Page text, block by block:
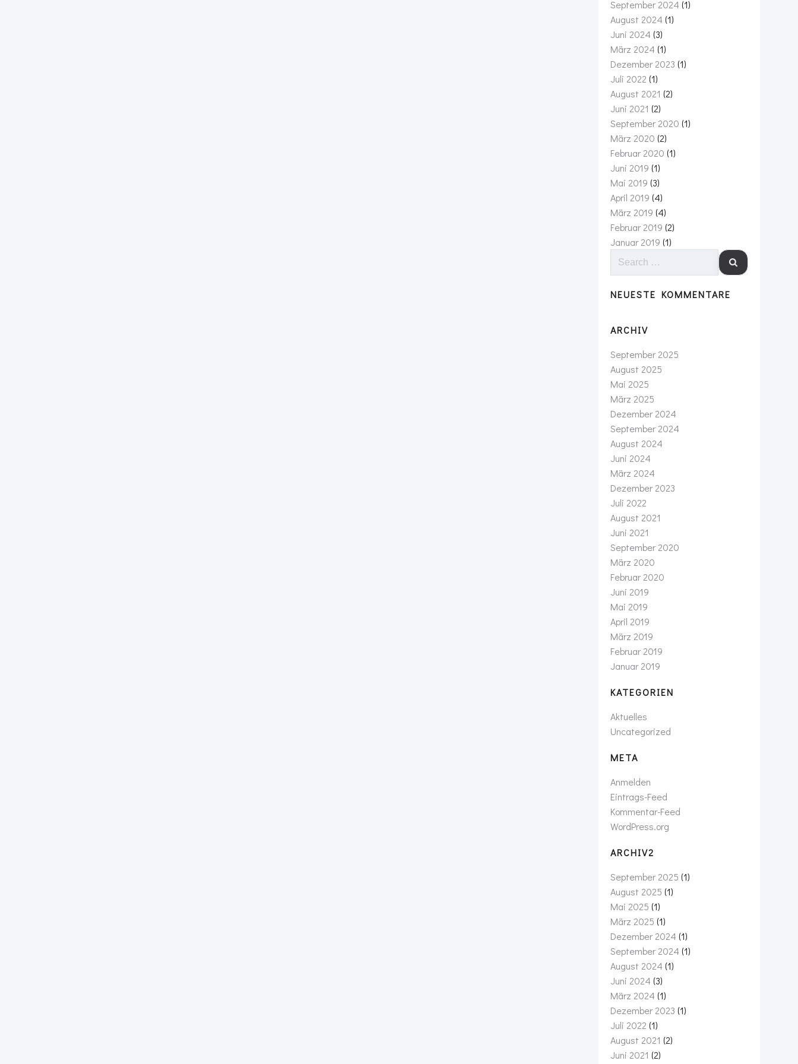
September 2024 (1)
August 2024 (1)
Juni 2024 (3)
März 2024 (1)
Dezember 2023 (1)
Juli 2022 (1)
August 2021 (2)
Juni 2021 (2)
September 2020 (1)
März 2020 (2)
Februar 2020 (1)
Juni 2019 (1)
Mai 2019 (3)
April 2019 (4)
März 2019 (4)
Februar 2019 (2)
Januar 2019 (1)
FOR:
NEUESTE KOMMENTARE
ARCHIV
September 2025
August 2025
Mai 2025
März 2025
Dezember 2024
September 2024
August 2024
Juni 2024
März 2024
Dezember 2023
Juli 2022
August 2021
Juni 2021
September 2020
März 2020
Februar 2020
Juni 2019
Mai 2019
April 2019
März 2019
Februar 2019
Januar 2019
KATEGORIEN
Aktuelles
Uncategorized
META
Anmelden
Eintrags-Feed
Kommentar-Feed
WordPress.org
ARCHIV2
September 2025 (1)
August 2025 (1)
Mai 2025 (1)
März 2025 (1)
Dezember 2024 (1)
September 2024 (1)
August 2024 (1)
Juni 2024 (3)
März 2024 (1)
Dezember 2023 (1)
Juli 2022 (1)
August 2021 (2)
Juni 2021 (2)